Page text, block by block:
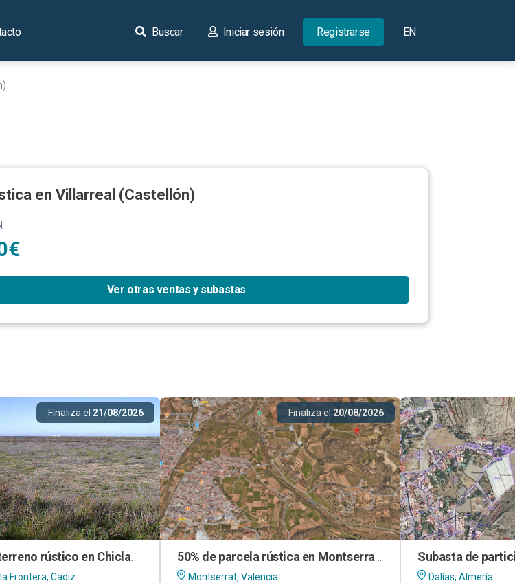
Buscar Iniciar sesión Registrarse EN
en Villarreal (Castellón)
Ver otras ventas y subastas
Finaliza el 21/08/2026
Frontera, Cádiz
Finaliza el 20/08/2026
Montserrat, Valencia Dalías, Almería